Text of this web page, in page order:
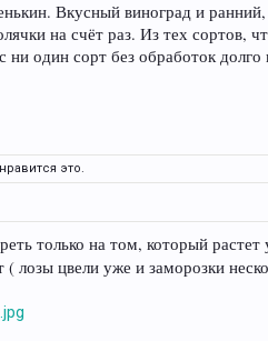
Вкусный виноград и ранний,
на счёт раз. Из тех сортов,
один сорт без обработок долго
нравится это.
только на том, который
лозы цвели уже и заморозки